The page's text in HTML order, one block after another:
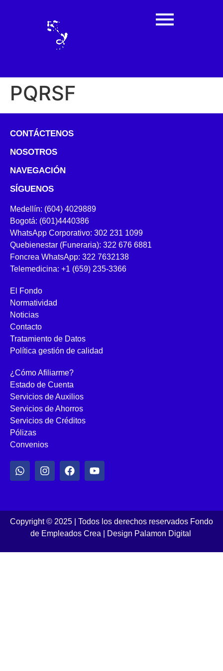
PQRSF
CONTÁCTENOS
NOSOTROS
NAVEGACIÓN
SÍGUENOS
Medellín: (604) 4029889
Bogotá: (601)4440386
WhatsApp Corporativo: 302 231 1099
Quebienestar (Funeraria): 322 676 6881
Foncrea WhatsApp: 322 7632138
Telemedicina: +1 (659) 235-3366
El Fondo
Normatividad
Noticias
Contacto
Tratamiento de Datos
Política gestión de calidad
¿Cómo Afiliarme?
Estado de Cuenta
Servicios de Auxilios
Servicios de Ahorros
Servicios de Créditos
Pólizas
Convenios
Copyright © 2025 | Todos los derechos reservados Fondo
de Empleados Crea
Design Palamon Digital